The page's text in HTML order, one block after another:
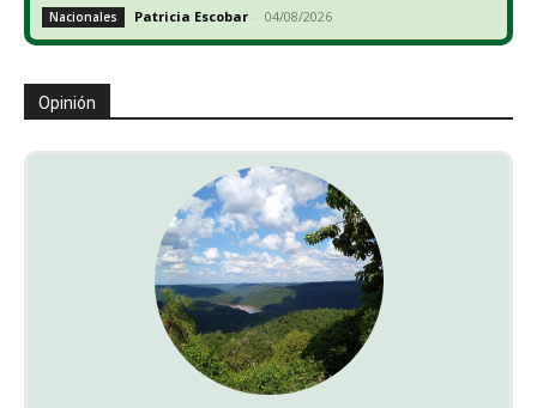
Nacionales Patricia Escobar - 04/08/2026
Opinión